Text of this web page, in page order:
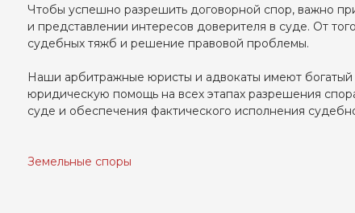
Чтобы успешно разрешить договорной спор, важно
и представлении интересов доверителя в суде. От
судебных тяжб и решение правовой проблемы.
Наши арбитражные юристы и адвокаты имеют
юридическую помощь на всех этапах разрешения
суде и обеспечения фактического исполнения
Навигация
Земельные споры